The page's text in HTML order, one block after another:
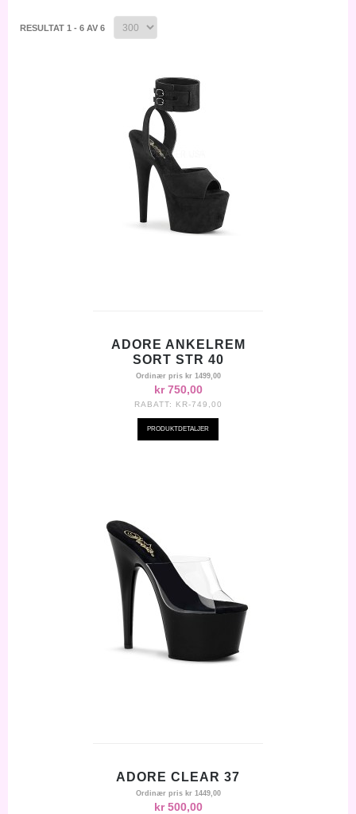
RESULTAT 1 - 6 AV 6
ADORE ANKELREM
SORT STR 40
Ordinær pris kr 1499,00
kr 750,00
RABATT: KR-749,00
PRODUKTDETALJER
ADORE CLEAR 37
Ordinær pris kr 1449,00
kr 500,00